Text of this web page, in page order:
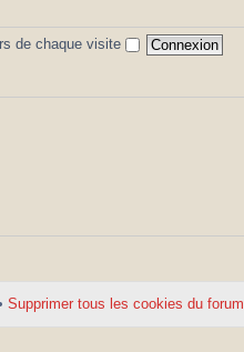
de chaque visite
Supprimer tous les cookies du forum